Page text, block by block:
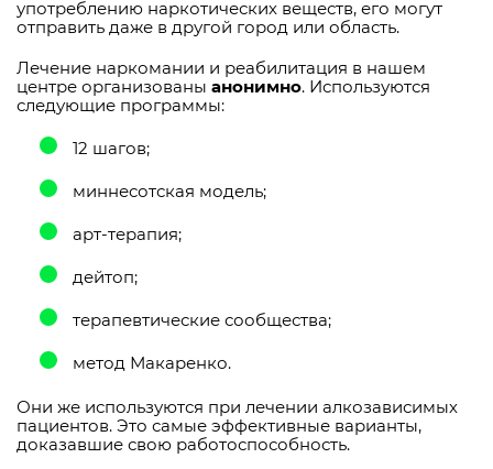
употреблению наркотических веществ, его могут
отправить даже в другой город или область.
Лечение наркомании и реабилитация в нашем
центре организованы анонимно. Используются
следующие программы:
12 шагов;
миннесотская модель;
арт-терапия;
дейтоп;
терапевтические сообщества;
метод Макаренко.
Они же используются при лечении алкозависимых
пациентов. Это самые эффективные варианты,
доказавшие свою работоспособность.